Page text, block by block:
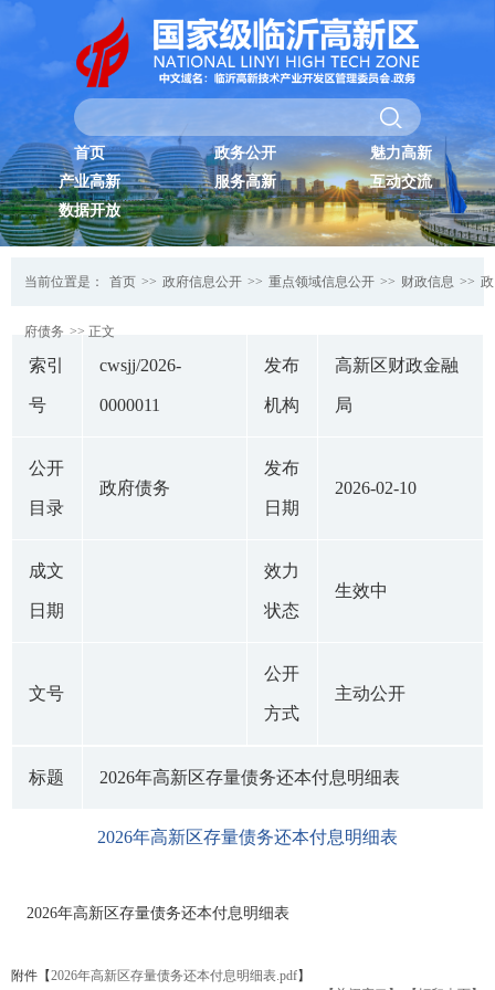
首页 政务公开
魅力高新
产业高新
服务高新
互动交流
数据开放
当前位置是： 首页 >> 政府信息公开 >> 重点领域信息公开 >> 财政信息 >> 政
府债务 >> 正文
索引
号
cwsjj/2026-
0000011
发布
机构
高新区财政金融
局
公开
目录
政府债务
发布
日期
2026-02-10
成文
日期
效力
状态
生效中
文号
公开
方式
主动公开
标题 2026年高新区存量债务还本付息明细表
2026年高新区存量债务还本付息明细表
2026年高新区存量债务还本付息明细表
附件【2026年高新区存量债务还本付息明细表.pdf】